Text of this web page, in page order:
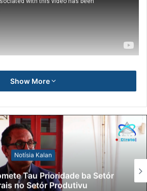
Show More
Notísia Kalan
Tau Prioridade ba Setór
no Setór Produtivu